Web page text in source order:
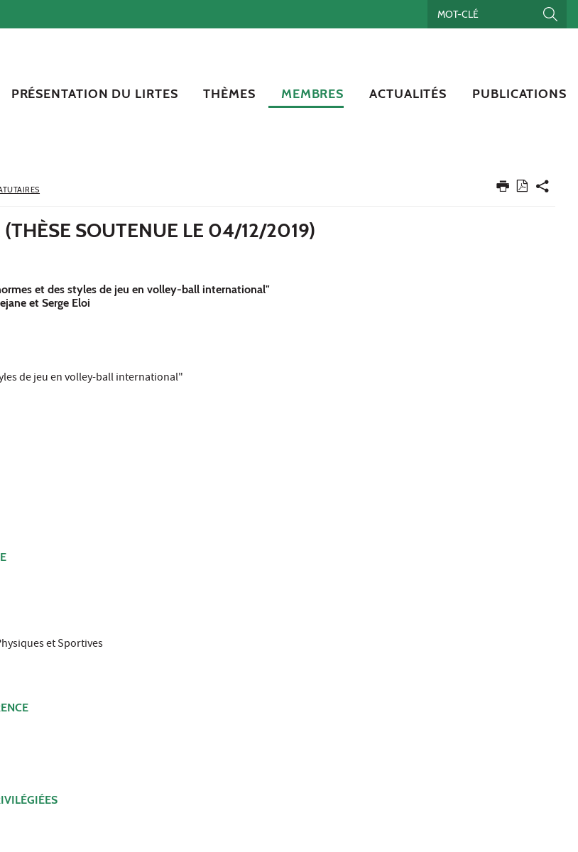
PRÉSENTATION DU LIRTES THÈMES MEMBRES ACTUALITÉS PUBLICATIONS
(THÈSE SOUTENUE LE 04/12/2019)
et des styles de jeu en volley-ball international"
et Serge Eloi
de jeu en volley-ball international"
et Sportives